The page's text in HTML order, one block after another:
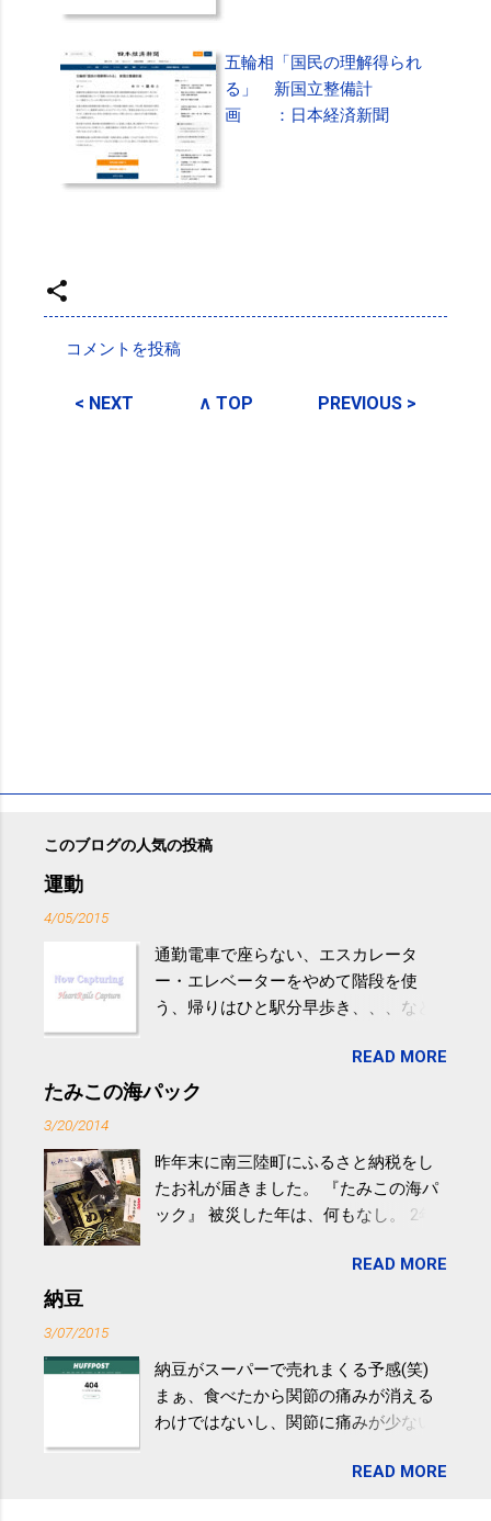
五輪相「国民の理解得られ
る」 新国立整備計
画 ：日本経済新聞
メ
コメントを投稿
< NEXT ∧ TOP PREVIOUS >
このブログの人気の投稿
運動
4/05/2015
通勤電車で座らない、エスカレータ
ー・エレベーターをやめて階段を使
う、帰りはひと駅分早歩き、、、など
やすい。 スポーツウェア・シューズで
するものだけが運動ではない。 食べ
けると改善する、との結果を筑波大の
研究チームが発表した。改善が期待で
きるのは、過度の飲酒が原因ではない
減らなくても効果があるという。 正田
波大「減量しなくても効果」 - ニュー
ス - アピタル（医療・健康）
READ MORE
たみこの海パック
3/20/2014
昨年末に南三陸町にふるさと納税をし
たお礼が届きました。 『たみこの海パ
ック』 被災した年は、何もなし。 2年
が『たみこの海パック』。 ボランティ
全く考えていなかったので、貰えると
少しづつ復興してる感が伝わってきて
嬉しいです。 あと、ふるさと納税が節
ですが、節税になるほど稼げていない
READ MORE
納豆
3/07/2015
納豆がスーパーで売れまくる予感(笑)
まぁ、食べたから関節の痛みが消える
わけではないし、関節に痛みが少ない
ど。。 「関節の老化」は、「コンドロ
READ MORE